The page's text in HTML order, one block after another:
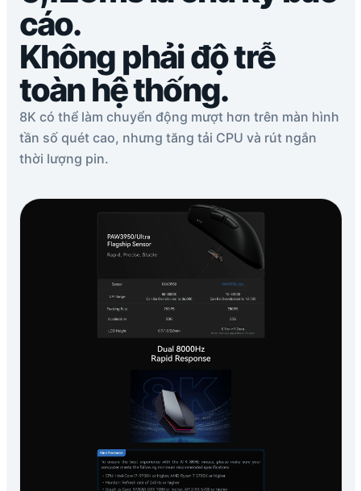
cáo.
Không phải độ trễ
toàn hệ thống.
8K có thể làm chuyển động mượt hơn trên màn hình
tần số quét cao, nhưng tăng tải CPU và rút ngắn
thời lượng pin.